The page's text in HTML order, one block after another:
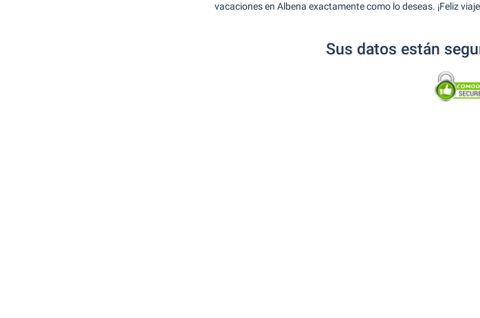
vacaciones en Albena exactamente como lo deseas. ¡Feliz
Sus datos están